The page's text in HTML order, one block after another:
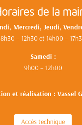
de la
Mercredi, Jeudi,
8h30 – 12h30 et 14h00 –
Samedi :
9h00 – 12h00
et réalisation : Vassel
Accès technique